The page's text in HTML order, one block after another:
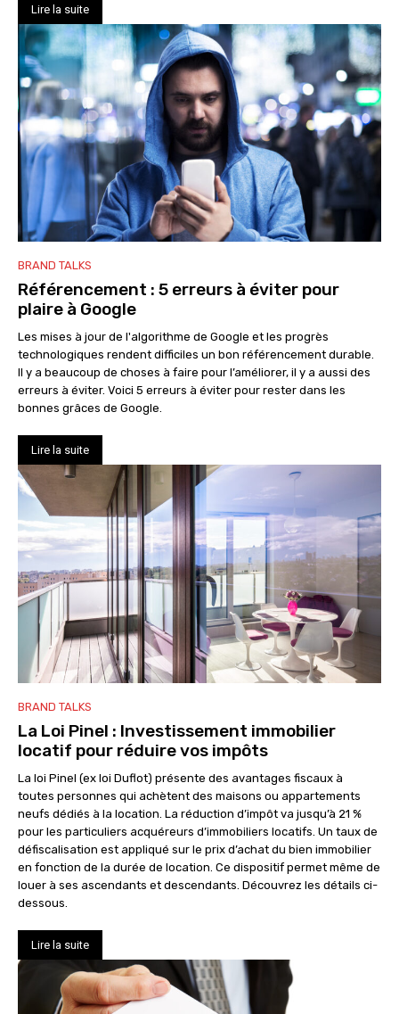
Lire la suite
BRAND TALKS
Référencement : 5 erreurs à éviter pour
plaire à Google
Les mises à jour de l'algorithme de Google et les progrès
technologiques rendent difficiles un bon référencement durable.
Il y a beaucoup de choses à faire pour l’améliorer, il y a aussi des
erreurs à éviter. Voici 5 erreurs à éviter pour rester dans les
bonnes grâces de Google.
Lire la suite
BRAND TALKS
La Loi Pinel : Investissement immobilier
locatif pour réduire vos impôts
La loi Pinel (ex loi Duflot) présente des avantages fiscaux à
toutes personnes qui achètent des maisons ou appartements
neufs dédiés à la location. La réduction d’impôt va jusqu’à 21 %
pour les particuliers acquéreurs d’immobiliers locatifs. Un taux de
défiscalisation est appliqué sur le prix d’achat du bien immobilier
en fonction de la durée de location. Ce dispositif permet même de
louer à ses ascendants et descendants. Découvrez les détails ci-
dessous.
Lire la suite